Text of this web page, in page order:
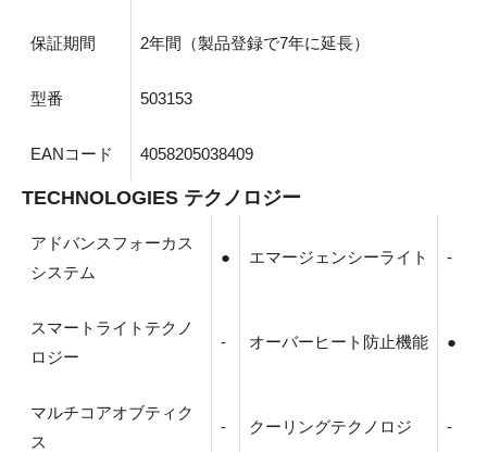
保証期間 2年間（製品登録で7年に延長）
型番 503153
EANコード 4058205038409
TECHNOLOGIES テクノロジー
アドバンスフォーカス
システム
● エマージェンシーライト -
スマートライトテクノ
ロジー
- オーバーヒート防止機能 ●
マルチコアオブティク
ス
- クーリングテクノロジ -